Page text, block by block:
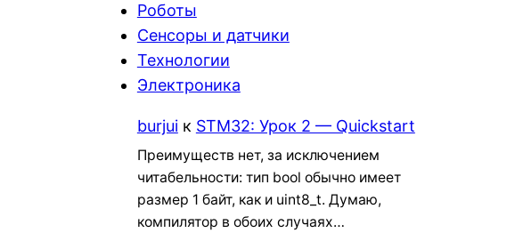
Роботы
Сенсоры и датчики
Технологии
Электроника
burjuiк STM32: Урок 2 — Quickstart
Преимуществ нет, за исключением
читабельности: тип bool обычно имеет
размер 1 байт, как и uint8_t. Думаю,
компилятор в обоих случаях…